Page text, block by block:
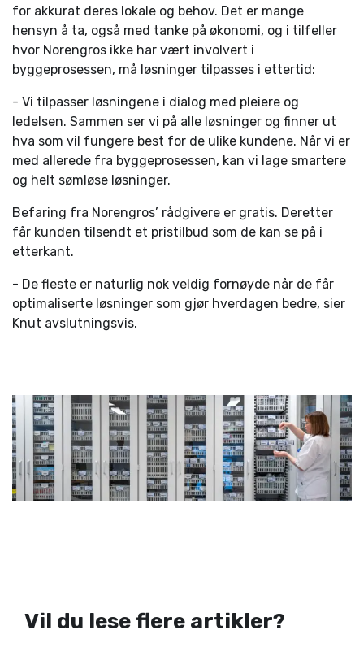
for akkurat deres lokale og behov. Det er mange
hensyn å ta, også med tanke på økonomi, og i tilfeller
hvor Norengros ikke har vært involvert i
byggeprosessen, må løsninger tilpasses i ettertid:
- Vi tilpasser løsningene i dialog med pleiere og
ledelsen. Sammen ser vi på alle løsninger og finner ut
hva som vil fungere best for de ulike kundene. Når vi er
med allerede fra byggeprosessen, kan vi lage smartere
og helt sømløse løsninger.
Befaring fra Norengros’ rådgivere er gratis. Deretter
får kunden tilsendt et pristilbud som de kan se på i
etterkant.
- De fleste er naturlig nok veldig fornøyde når de får
optimaliserte løsninger som gjør hverdagen bedre, sier
Knut avslutningsvis.
Vil du lese flere artikler?